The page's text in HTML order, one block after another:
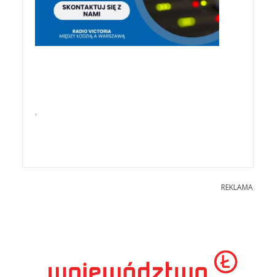
.
REKLAMA